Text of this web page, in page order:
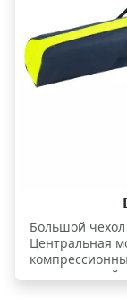
Большой
Центральная
минимальный